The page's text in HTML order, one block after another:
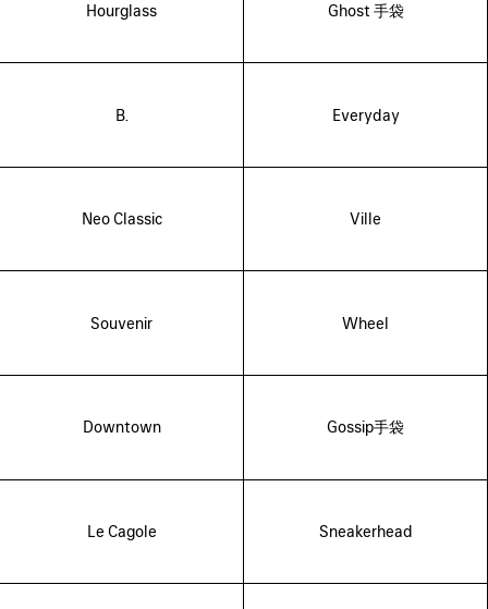
Hourglass Ghost 手袋
B. Everyday
Neo Classic Ville
Souvenir Wheel
Downtown Gossip手袋
Le Cagole Sneakerhead